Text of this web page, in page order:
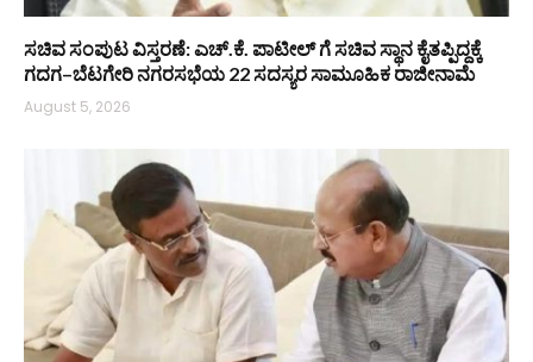
ಸಚಿವ ಸಂಪುಟ ವಿಸ್ತರಣೆ: ಎಚ್.ಕೆ. ಪಾಟೀಲ್ ಗೆ ಸಚಿವ ಸ್ಥಾನ ಕೈತಪ್ಪಿದ್ದಕ್ಕೆ
ಗದಗ–ಬೆಟಗೇರಿ ನಗರಸಭೆಯ 22 ಸದಸ್ಯರ ಸಾಮೂಹಿಕ ರಾಜೀನಾಮೆ
August 5, 2026